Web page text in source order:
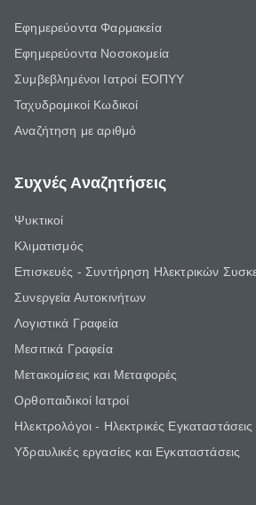
Εφημερεύοντα Φαρμακεία
Εφημερεύοντα Νοσοκομεία
Συμβεβλημένοι Ιατροί ΕΟΠΥΥ
Ταχυδρομικοί Κωδικοί
Αναζήτηση με αριθμό
Συχνές Αναζητήσεις
Ψυκτικοί
Κλιματισμός
Επισκευές - Συντήρηση Ηλεκτρικών
Συνεργεία Αυτοκινήτων
Λογιστικά Γραφεία
Μεσιτικά Γραφεία
Μετακομίσεις και Μεταφορές
Ορθοπαιδικοί Ιατροί
Ηλεκτρολόγοι - Ηλεκτρικές Εγκαταστάσεις
Υδραυλικές εργασίες και Εγκαταστάσεις